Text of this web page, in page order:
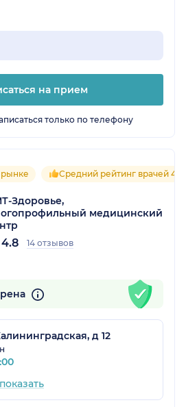
на прием
только по телефону
рынке Средний рейтинг врачей 4.9
Здоровье,
медицинский
4.8 14 отзывов
д 12
показать